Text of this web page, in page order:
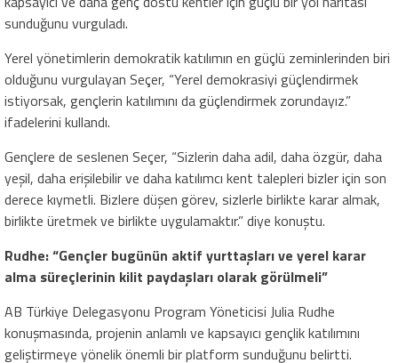
sunduğunu vurguladı.
Yerel yönetimlerin demokratik katılımın en güçlü zeminlerinden biri
olduğunu vurgulayan Seçer, “Yerel demokrasiyi güçlendirmek
istiyorsak, gençlerin katılımını da güçlendirmek zorundayız.”
ifadelerini kullandı.
Gençlere de seslenen Seçer, “Sizlerin daha adil, daha özgür, daha
yeşil, daha erişilebilir ve daha katılımcı kent talepleri bizler için son
derece kıymetli. Bizlere düşen görev, sizlerle birlikte karar almak,
birlikte üretmek ve birlikte uygulamaktır.” diye konuştu.
Rudhe: “Gençler bugünün aktif yurttaşları ve yerel karar
alma süreçlerinin kilit paydaşları olarak görülmeli”
AB Türkiye Delegasyonu Program Yöneticisi Julia Rudhe
konuşmasında, projenin anlamlı ve kapsayıcı gençlik katılımını
geliştirmeye yönelik önemli bir platform sunduğunu belirtti.